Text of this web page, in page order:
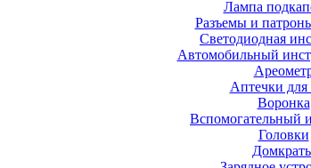
Лампа
Разъемы и
Светодиодная
Автомобильный
Аптечки
Воронка
Вспомогательный
Головки